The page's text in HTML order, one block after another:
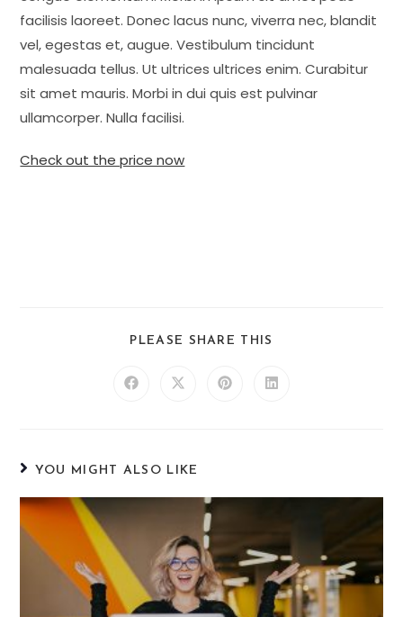
facilisis laoreet. Donec lacus nunc, viverra nec, blandit
vel, egestas et, augue. Vestibulum tincidunt
malesuada tellus. Ut ultrices ultrices enim. Curabitur
sit amet mauris. Morbi in dui quis est pulvinar
ullamcorper. Nulla facilisi.
Check out the price now
PLEASE SHARE THIS
YOU MIGHT ALSO LIKE